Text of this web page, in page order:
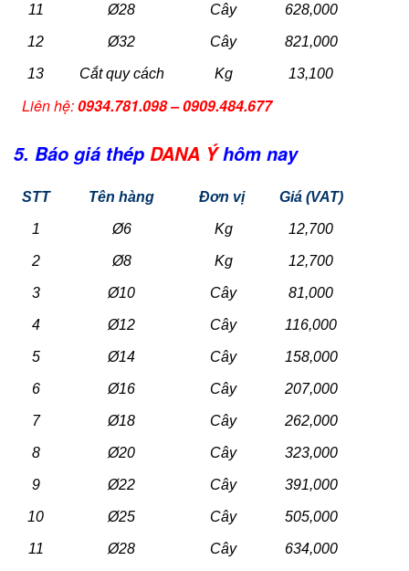
11 Ø28 Cây 628,000
12 Ø32 Cây 821,000
13 Cắt quy cách Kg 13,100
Liên hệ:0934.781.098 – 0909.484.677
5. Báo giá thép DANA Ý hôm nay
STT Tên hàng Đơn vị Giá (VAT)
1 Ø6 Kg 12,700
2 Ø8 Kg 12,700
3 Ø10 Cây 81,000
4 Ø12 Cây 116,000
5 Ø14 Cây 158,000
6 Ø16 Cây 207,000
7 Ø18 Cây 262,000
8 Ø20 Cây 323,000
9 Ø22 Cây 391,000
10 Ø25 Cây 505,000
11 Ø28 Cây 634,000